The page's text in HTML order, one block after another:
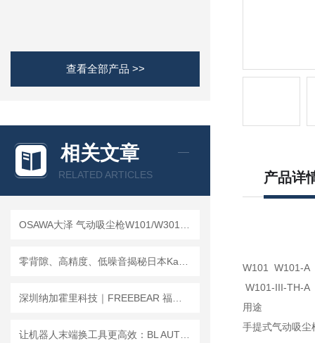
查看全部产品 >>
相关文章
RELATED ARTICLES 产品详
W101 W101-A
W101-III-TH-A
用途
手提式气动吸尘